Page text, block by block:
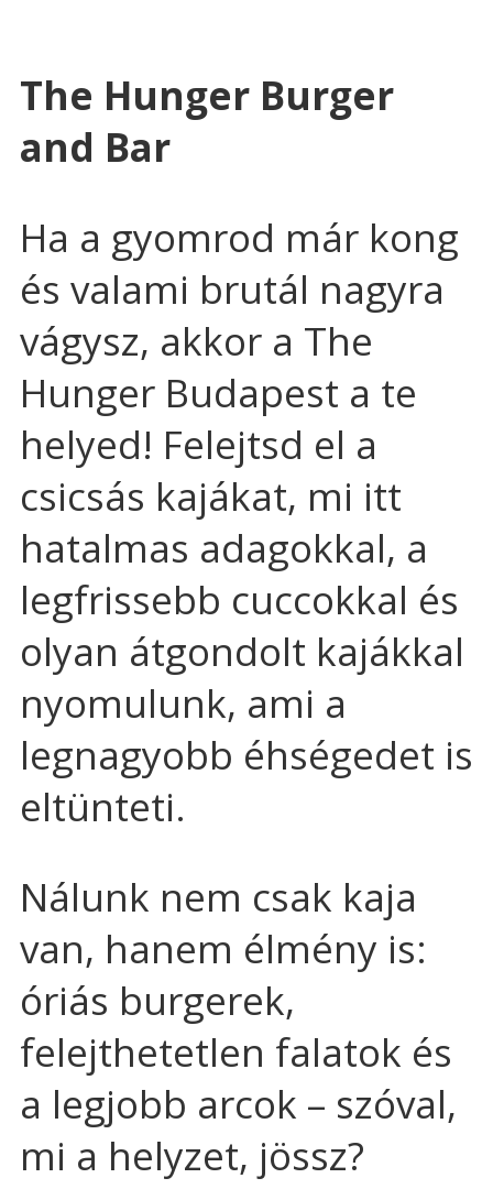
The Hunger Burger
and Bar
Ha a gyomrod már kong
és valami brutál nagyra
vágysz, akkor a The
Hunger Budapest a te
helyed! Felejtsd el a
csicsás kajákat, mi itt
hatalmas adagokkal, a
legfrissebb cuccokkal és
olyan átgondolt kajákkal
nyomulunk, ami a
legnagyobb éhségedet is
eltünteti.
Nálunk nem csak kaja
van, hanem élmény is:
óriás burgerek,
felejthetetlen falatok és
a legjobb arcok – szóval,
mi a helyzet, jössz?